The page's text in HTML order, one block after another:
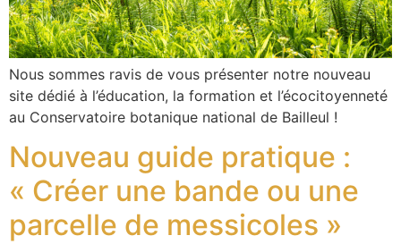
Nous sommes ravis de vous présenter notre nouveau
site dédié à l’éducation, la formation et l’écocitoyenneté
au Conservatoire botanique national de Bailleul !
Nouveau guide pratique :
« Créer une bande ou une
parcelle de messicoles »